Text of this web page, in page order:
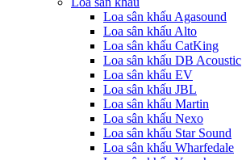
Loa sân khấu Agasound
Loa sân khấu Alto
Loa sân khấu CatKing
Loa sân khấu DB Acoustic
Loa sân khấu EV
Loa sân khấu JBL
Loa sân khấu Martin
Loa sân khấu Nexo
Loa sân khấu Star Sound
Loa sân khấu Wharfedale